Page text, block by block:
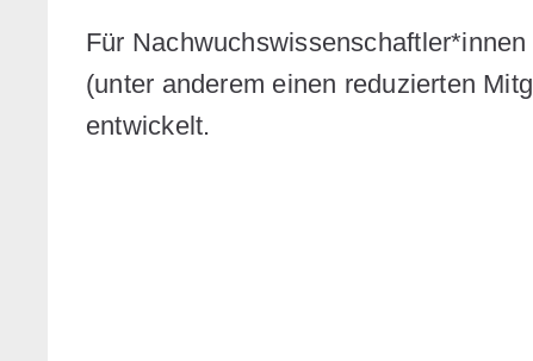
Für
(unter anderem einen reduzierten
entwickelt.